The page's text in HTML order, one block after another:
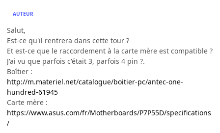
AUTEUR
Salut,
Est-ce qu'il rentrera dans cette tour ?
Et est-ce que le raccordement à la carte mère est compatible ?
J'ai vu que parfois c'était 3, parfois 4 pin ?.
Boîtier :
http://m.materiel.net/catalogue/boitier-pc/antec-one-
hundred-61945
Carte mère :
https://www.asus.com/fr/Motherboards/P7P55D/specifications
/